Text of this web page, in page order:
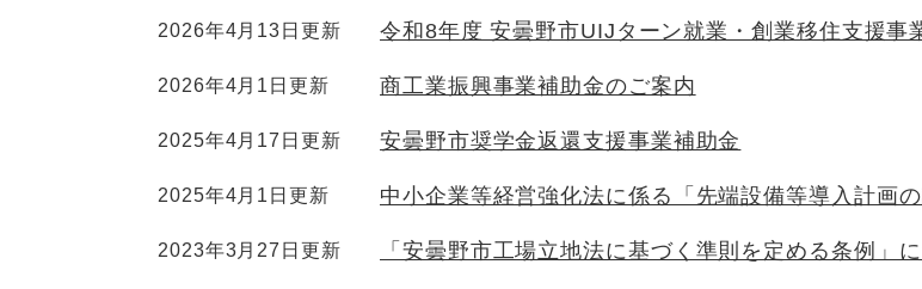
2026年4月13日更新 令和8年度 安曇野市UIJターン就業・創業移住支援事
2026年4月1日更新 商工業振興事業補助金のご案内
2025年4月17日更新 安曇野市奨学金返還支援事業補助金
2025年4月1日更新 中小企業等経営強化法に係る「先端設備等導入計画
2023年3月27日更新 「安曇野市工場立地法に基づく準則を定める条例」